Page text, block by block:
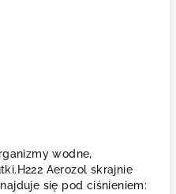
wodne,
Aerozol skrajnie
się pod ciśnieniem: